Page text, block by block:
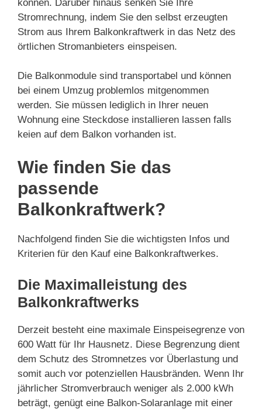
können. Darüber hinaus senken Sie Ihre
Stromrechnung, indem Sie den selbst erzeugten
Strom aus Ihrem Balkonkraftwerk in das Netz des
örtlichen Stromanbieters einspeisen.
Die Balkonmodule sind transportabel und können
bei einem Umzug problemlos mitgenommen
werden. Sie müssen lediglich in Ihrer neuen
Wohnung eine Steckdose installieren lassen falls
keien auf dem Balkon vorhanden ist.
Wie finden Sie das
passende
Balkonkraftwerk?
Nachfolgend finden Sie die wichtigsten Infos und
Kriterien für den Kauf eine Balkonkraftwerkes.
Die Maximalleistung des
Balkonkraftwerks
Derzeit besteht eine maximale Einspeisegrenze von
600 Watt für Ihr Hausnetz. Diese Begrenzung dient
dem Schutz des Stromnetzes vor Überlastung und
somit auch vor potenziellen Hausbränden. Wenn Ihr
jährlicher Stromverbrauch weniger als 2.000 kWh
beträgt, genügt eine Balkon-Solaranlage mit einer